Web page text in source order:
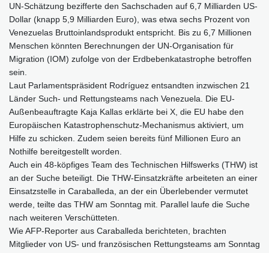
UN-Schätzung bezifferte den Sachschaden auf 6,7 Milliarden US-
Dollar (knapp 5,9 Milliarden Euro), was etwa sechs Prozent von
Venezuelas Bruttoinlandsprodukt entspricht. Bis zu 6,7 Millionen
Menschen könnten Berechnungen der UN-Organisation für
Migration (IOM) zufolge von der Erdbebenkatastrophe betroffen
sein.
Laut Parlamentspräsident Rodríguez entsandten inzwischen 21
Länder Such- und Rettungsteams nach Venezuela. Die EU-
Außenbeauftragte Kaja Kallas erklärte bei X, die EU habe den
Europäischen Katastrophenschutz-Mechanismus aktiviert, um
Hilfe zu schicken. Zudem seien bereits fünf Millionen Euro an
Nothilfe bereitgestellt worden.
Auch ein 48-köpfiges Team des Technischen Hilfswerks (THW) ist
an der Suche beteiligt. Die THW-Einsatzkräfte arbeiteten an einer
Einsatzstelle in Caraballeda, an der ein Überlebender vermutet
werde, teilte das THW am Sonntag mit. Parallel laufe die Suche
nach weiteren Verschütteten.
Wie AFP-Reporter aus Caraballeda berichteten, brachten
Mitglieder von US- und französischen Rettungsteams am Sonntag